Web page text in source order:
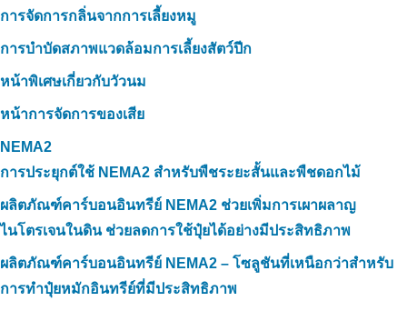
การจัดการกลิ่นจากการเลี้ยงหมู
การบำบัดสภาพแวดล้อมการเลี้ยงสัตว์ปีก
หน้าพิเศษเกี่ยวกับวัวนม
หน้าการจัดการของเสีย
NEMA2
การประยุกต์ใช้ NEMA2 สำหรับพืชระยะสั้นและพืชดอกไม้
ผลิตภัณฑ์คาร์บอนอินทรีย์ NEMA2 ช่วยเพิ่มการเผาผลาญ
ไนโตรเจนในดิน ช่วยลดการใช้ปุ๋ยได้อย่างมีประสิทธิภาพ
ผลิตภัณฑ์คาร์บอนอินทรีย์ NEMA2 – โซลูชันที่เหนือกว่าสำหรับ
การทำปุ๋ยหมักอินทรีย์ที่มีประสิทธิภาพ